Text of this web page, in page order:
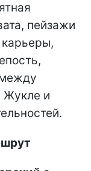
пейзажи
Жукле и